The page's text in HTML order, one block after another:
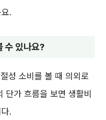
.
수 있나요?
성 소비를 볼 때 의외로
단가 흐름을 보면 생활비
.